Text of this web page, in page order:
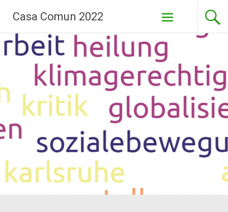
contenido
Casa Comun 2022